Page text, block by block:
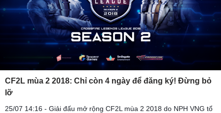
CF2L mùa 2 2018: Chỉ còn 4 ngày để đăng ký! Đừng bỏ
lỡ
25/07 14:16 - Giải đấu mở rộng CF2L mùa 2 2018 do NPH VNG tổ